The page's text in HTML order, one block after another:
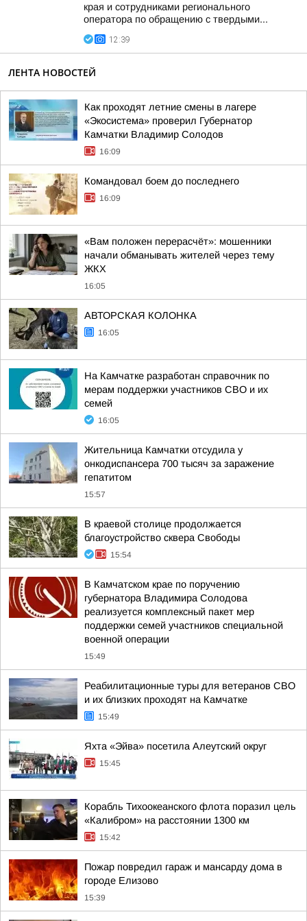
края и сотрудниками регионального
оператора по обращению с твердыми...
12:39
ЛЕНТА НОВОСТЕЙ
Как проходят летние смены в лагере
«Экосистема» проверил Губернатор
Камчатки Владимир Солодов
16:09
Командовал боем до последнего
16:09
«Вам положен перерасчёт»: мошенники
начали обманывать жителей через тему
ЖКХ
16:05
АВТОРСКАЯ КОЛОНКА
16:05
На Камчатке разработан справочник по
мерам поддержки участников СВО и их
семей
16:05
Жительница Камчатки отсудила у
онкодиспансера 700 тысяч за заражение
гепатитом
15:57
В краевой столице продолжается
благоустройство сквера Свободы
15:54
В Камчатском крае по поручению
губернатора Владимира Солодова
реализуется комплексный пакет мер
поддержки семей участников специальной
военной операции
15:49
Реабилитационные туры для ветеранов СВО
и их близких проходят на Камчатке
15:49
Яхта «Эйва» посетила Алеутский округ
15:45
Корабль Тихоокеанского флота поразил цель
«Калибром» на расстоянии 1300 км
15:42
Пожар повредил гараж и мансарду дома в
городе Елизово
15:39